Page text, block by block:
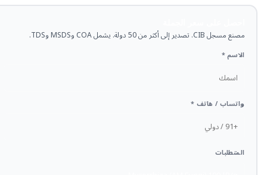
مصنع مسجل CIB. تصدير إلى أكثر من 50 دولة. يشمل COA وMSDS وTDS.
الاسم *
واتساب / هاتف *
المتطلبات